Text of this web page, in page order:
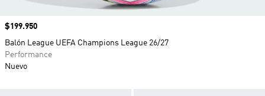
Precio
$199.950
Balón League UEFA Champions League 26/27
Performance
Nuevo